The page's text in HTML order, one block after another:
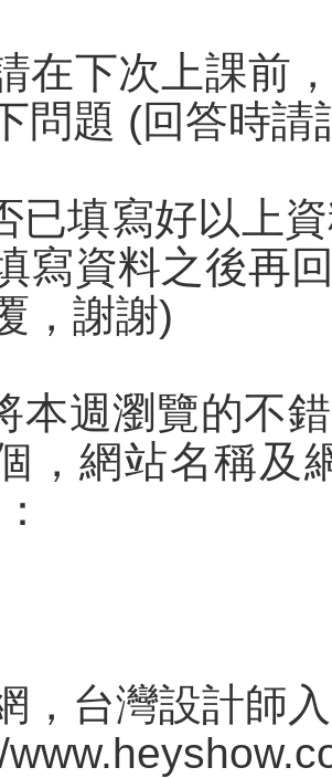
在下次上課前
問題 (回答時
已填寫好以上
寫資料之後再
，謝謝)
本週瀏覽的不
，網站名稱及
，台灣設計師